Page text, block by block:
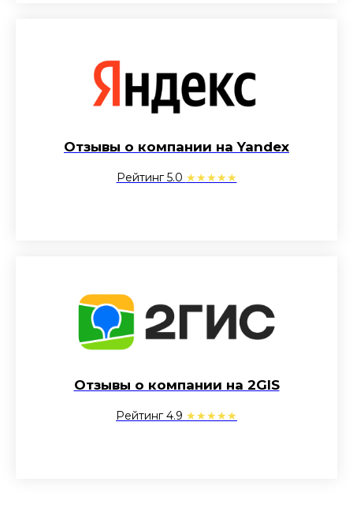
Отзывы о компании на Yandex
Рейтинг 5.0 ★★★★★
Отзывы о компании на 2GIS
Рейтинг 4.9 ★★★★★